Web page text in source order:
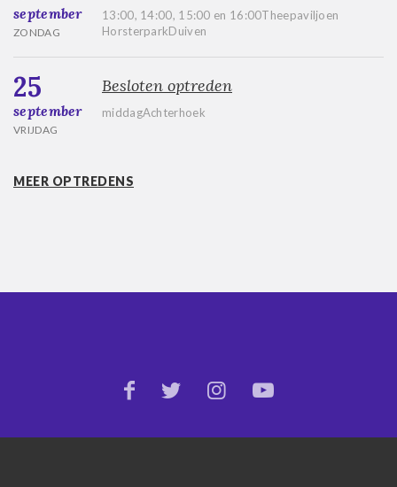
september
ZONDAG
13:00, 14:00, 15:00 en 16:00Theepaviljoen
HorsterparkDuiven
25
september
VRIJDAG
Besloten optreden
middagAchterhoek
MEER OPTREDENS